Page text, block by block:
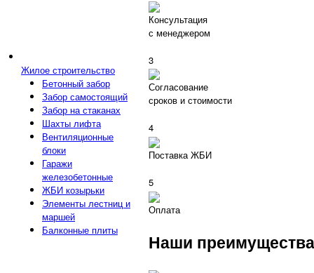
Жилое строительство
Бетонный забор
Забор самостоящий
Забор на стаканах
Шахты лифта
Вентиляционные
блоки
Гаражи
железобетонные
ЖБИ козырьки
Элементы лестниц и
маршей
Балконные плиты
Консультация
с менеджером
3
Согласование
сроков и стоимости
4
Поставка ЖБИ
5
Оплата
Наши преимущества